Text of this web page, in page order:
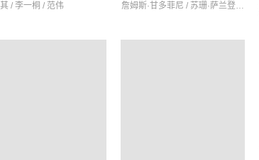
/ 李一桐 / 范伟 詹姆斯·甘多菲尼 / 苏珊·萨兰登 / 凯特·温斯莱特